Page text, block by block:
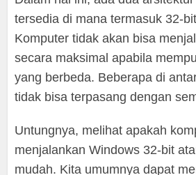
tersedia di mana termasuk 32-
Komputer tidak akan bisa
secara maksimal apabila
yang berbeda. Beberapa di
tidak bisa terpasang dengan
Untungnya, melihat apakah
menjalankan Windows 32-bit
mudah. Kita umumnya dapat